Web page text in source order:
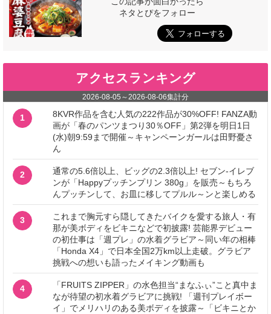
ネタとぴをフォロー
アクセスランキング
2026-08-05 ～2026-08-06集計分
1
8KVR作品を含む人気の222作品が30%OFF! FANZA動
画が「春のパンツまつり30％OFF」第2弾を明日1日
(水)朝9:59まで開催～キャンペーンガールは田野憂さ
ん
2
通常の5.6倍以上、ビッグの2.3倍以上! セブン‐イレブ
ンが「Happyプッチンプリン 380g」を販売～もちろ
んプッチンして、お皿に移してプルル～ンと楽しめる
3
これまで胸元すら隠してきたバイクを愛する旅人・有
那が美ボディをビキニなどで初披露! 芸能界デビュー
の初仕事は「週プレ」の水着グラビア～同い年の相棒
「Honda X4」で日本全国2万km以上走破。グラビア
挑戦への想いも語ったメイキング動画も
4
「FRUITS ZIPPER」の水色担当“まなふぃ”こと真中ま
なが待望の初水着グラビアに挑戦! 「週刊プレイボー
イ」でメリハリのある美ボディを披露～「ビキニとか